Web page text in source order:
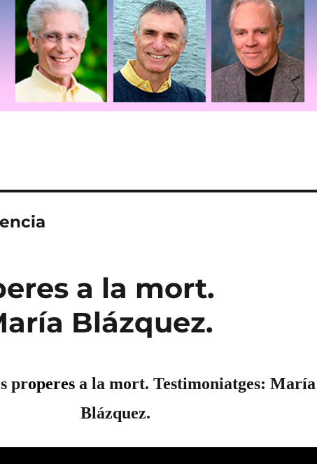
a la mort.
Blázquez.
properes a la mort. Testimoniatges: María
Blázquez.